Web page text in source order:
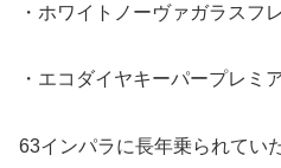
・ホワイトノーヴァガラスフ
・エコダイヤキーパープレミ
63インパラに長年乗られてい